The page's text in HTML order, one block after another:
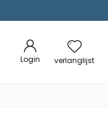
Login verlanglijst